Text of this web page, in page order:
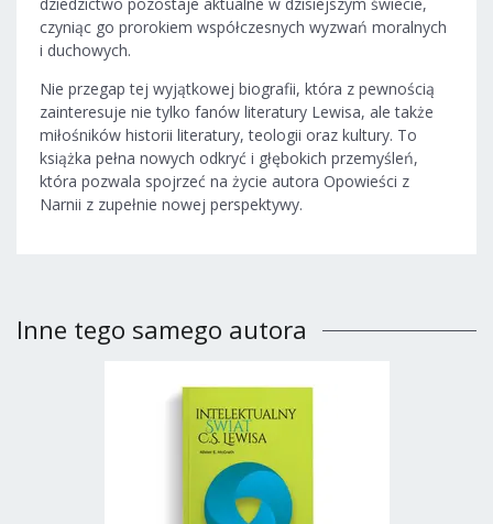
czyniąc go prorokiem współczesnych wyzwań moralnych
i duchowych.
Nie przegap tej wyjątkowej biografii, która z pewnością
zainteresuje nie tylko fanów literatury Lewisa, ale także
miłośników historii literatury, teologii oraz kultury. To
książka pełna nowych odkryć i głębokich przemyśleń,
która pozwala spojrzeć na życie autora Opowieści z
Narnii z zupełnie nowej perspektywy.
Inne tego samego autora